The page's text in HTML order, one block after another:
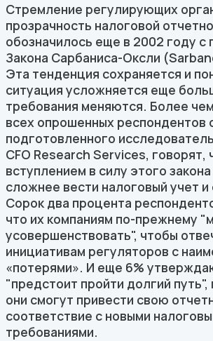
Стремление регулирующих
прозрачность налоговой
обозначилось еще в 2002 году с
Закона Сарбаниса-Оксли
Эта тенденция сохраняется и
ситуация усложняется еще
требования меняются. Более
всех опрошенных респондентов
подготовленного
CFO Research Services, говорят,
вступлением в силу этого
сложнее вести налоговый учет и
Сорок два процента
что их компаниям по-прежнему
усовершенствовать", чтобы
инициативам регуляторов с
«потерями». И еще 6%
"предстоит пройти долгий
они смогут привести свою
соответствие с новыми
требованиями.